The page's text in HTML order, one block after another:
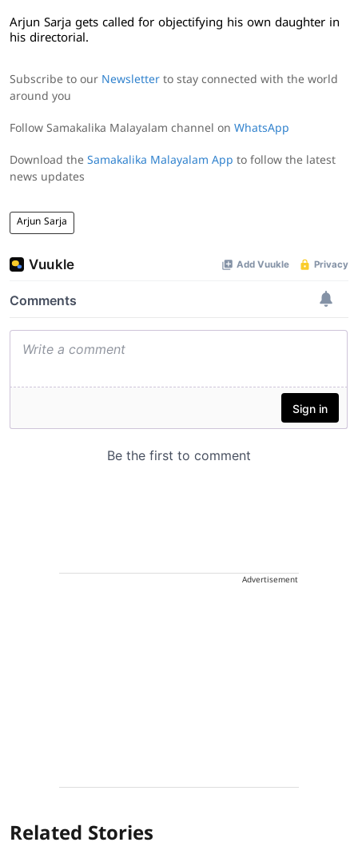
Arjun Sarja gets called for objectifying his own daughter in
his directorial.
Subscribe to our Newsletter to stay connected with the world
around you
Follow Samakalika Malayalam channel on WhatsApp
Download the Samakalika Malayalam App to follow the latest
news updates
Arjun Sarja
Advertisement
Related Stories